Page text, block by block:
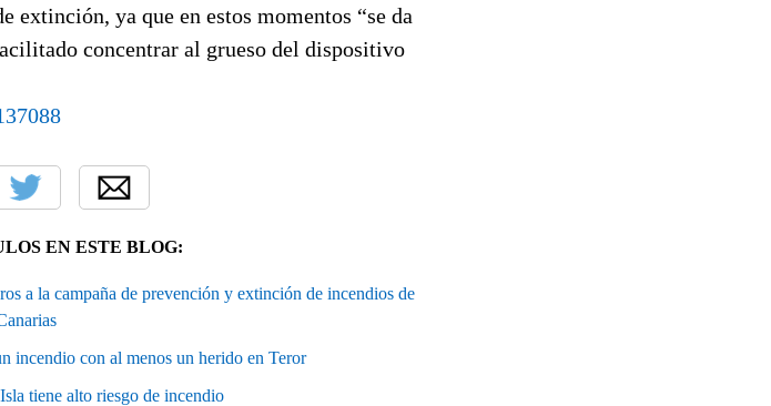
extinción, ya que en estos momentos “se da
concentrar al grueso del dispositivo
EN ESTE BLOG:
a la campaña de prevención y extinción de incendios de
incendio con al menos un herido en Teror
tiene alto riesgo de incendio